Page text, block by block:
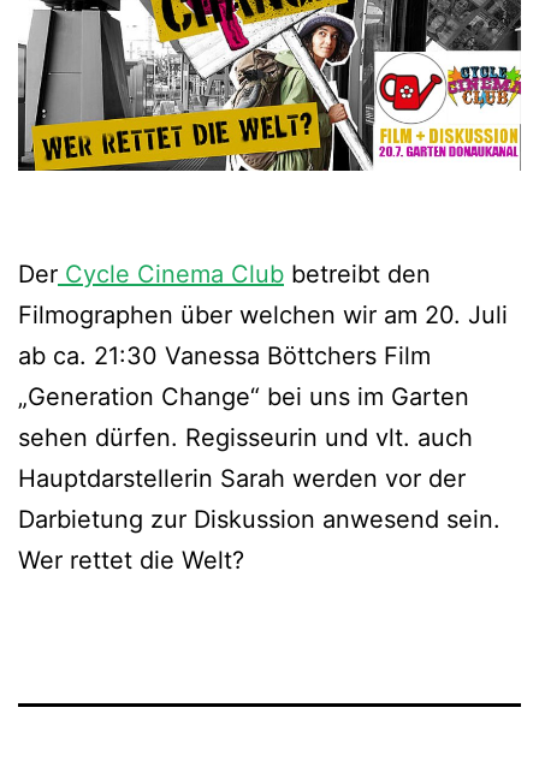
Der Cycle Cinema Club betreibt den
Filmographen über welchen wir am 20. Juli
ab ca. 21:30 Vanessa Böttchers Film
„Generation Change“ bei uns im Garten
sehen dürfen. Regisseurin und vlt. auch
Hauptdarstellerin Sarah werden vor der
Darbietung zur Diskussion anwesend sein.
Wer rettet die Welt?